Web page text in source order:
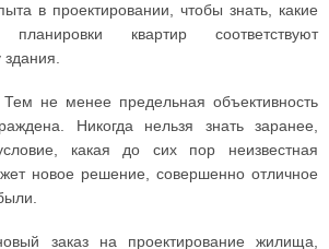
в проектировании, чтобы знать, какие
квартир соответствуют
не менее предельная объективность
Никогда нельзя знать заранее,
какая до сих пор неизвестная
новое решение, совершенно отличное
заказ на проектирование жилища,